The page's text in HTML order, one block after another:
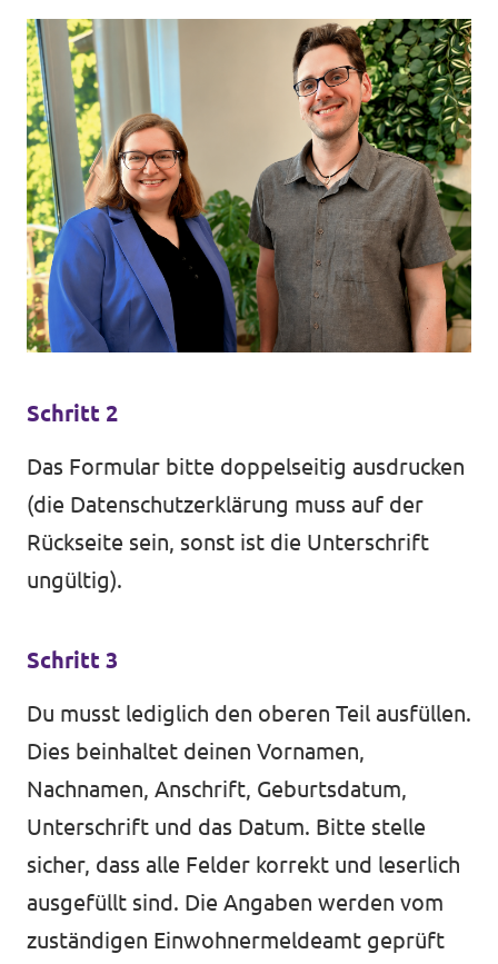
Schritt 2
Das Formular bitte doppelseitig ausdrucken
(die Datenschutzerklärung muss auf der
Rückseite sein, sonst ist die Unterschrift
ungültig).
Schritt 3
Du musst lediglich den oberen Teil ausfüllen.
Dies beinhaltet deinen Vornamen,
Nachnamen, Anschrift, Geburtsdatum,
Unterschrift und das Datum. Bitte stelle
sicher, dass alle Felder korrekt und leserlich
ausgefüllt sind. Die Angaben werden vom
zuständigen Einwohnermeldeamt geprüft